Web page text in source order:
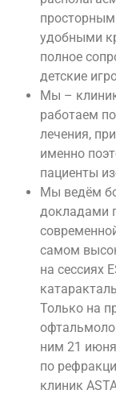
удобными
полное
детские
Мы –
работаем
лечения,
именно
пациенты
Мы ведём
докладами
самом
на сессиях
Только на
ним 21 июня
по
клиник